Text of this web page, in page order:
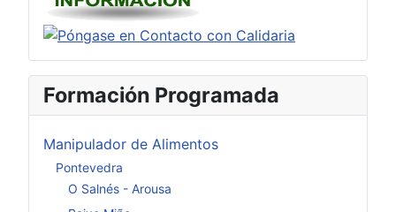
Formación Programada
Manipulador de Alimentos
Pontevedra
O Salnés - Arousa